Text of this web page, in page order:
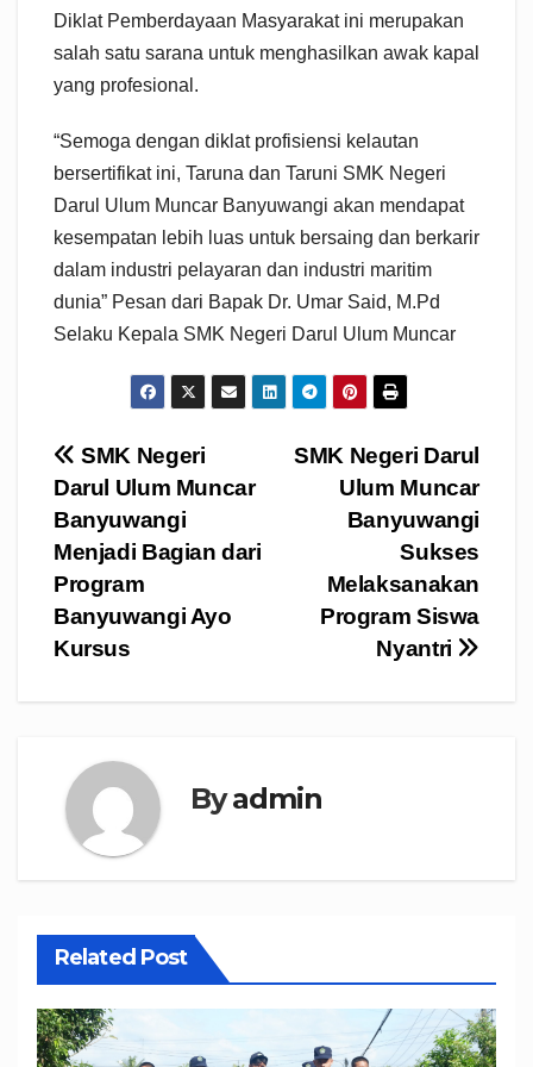
Diklat Pemberdayaan Masyarakat ini merupakan
salah satu sarana untuk menghasilkan awak kapal
yang profesional.
“Semoga dengan diklat profisiensi kelautan
bersertifikat ini, Taruna dan Taruni SMK Negeri
Darul Ulum Muncar Banyuwangi akan mendapat
kesempatan lebih luas untuk bersaing dan berkarir
dalam industri pelayaran dan industri maritim
dunia” Pesan dari Bapak Dr. Umar Said, M.Pd
Selaku Kepala SMK Negeri Darul Ulum Muncar
Navigasi
pos
SMK Negeri Darul
Ulum Muncar
Banyuwangi
Sukses
Melaksanakan
Program Siswa
Nyantri
SMK Negeri
Darul Ulum Muncar
Banyuwangi
Menjadi Bagian dari
Program
Banyuwangi Ayo
Kursus
Byadmin
Related Post